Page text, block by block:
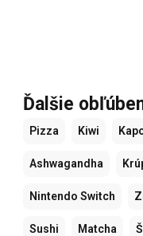
Ďalšie
Pizza Kiwi
Ashwagandha
Nintendo Switch
Sushi Matcha